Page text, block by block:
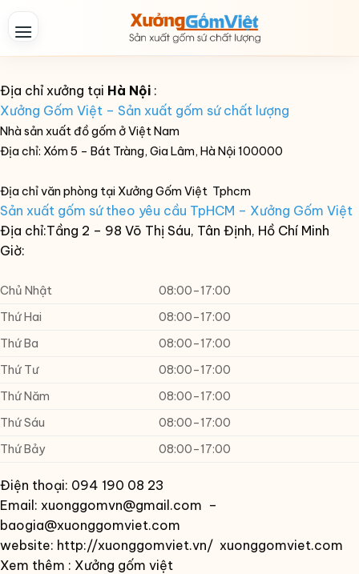
Địa chỉ xưởng tại Hà Nội :
Xưởng Gốm Việt – Sản xuất gốm sứ chất lượng
Nhà sản xuất đồ gốm ở Việt Nam
Địa chỉ: Xóm 5 – Bát Tràng, Gia Lâm, Hà Nội 100000
Địa chỉ văn phòng tại Xưởng Gốm Việt Tphcm
Sản xuất gốm sứ theo yêu cầu TpHCM – Xưởng Gốm Việt
Địa chỉ:Tầng 2 – 98 Võ Thị Sáu, Tân Định, Hồ Chí Minh
Giờ:
Chủ Nhật
08:00–17:00
Thứ Hai
08:00–17:00
Thứ Ba
08:00–17:00
Thứ Tư
08:00–17:00
Thứ Năm
08:00–17:00
Thứ Sáu
08:00–17:00
Thứ Bảy
08:00–17:00
Điện thoại: 094 190 08 23
Email: xuonggomvn@gmail.com –
baogia@xuonggomviet.com
website: http://xuonggomviet.vn/ xuonggomviet.com
Xem thêm : Xưởng gốm việt